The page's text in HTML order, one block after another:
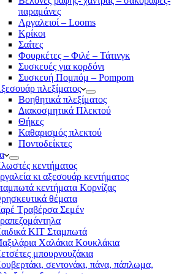
παραμάνες
Αργαλειοί – Looms
Κρίκοι
Σαΐτες
Φουρκέτες – Φιλέ – Τάτινγκ
Συσκευές για κορδόνι
Συσκευή Πομπόμ – Pompom
πλεξίματος
Βοηθητικά πλεξίματος
Διακοσμητικά Πλεκτού
Θήκες
Καθαρισμός πλεκτού
Ποντοδείκτες
κεντήματος
κι αξεσουάρ κεντήματος
κεντήματα Κορνίζας
θέματα
Τραβέρσα Σεμέν
KIT Σταμπωτά
Χαλάκια Κουκλάκια
μπουρνουζάκια
σεντονάκι, πάνα, πάπλωμα,